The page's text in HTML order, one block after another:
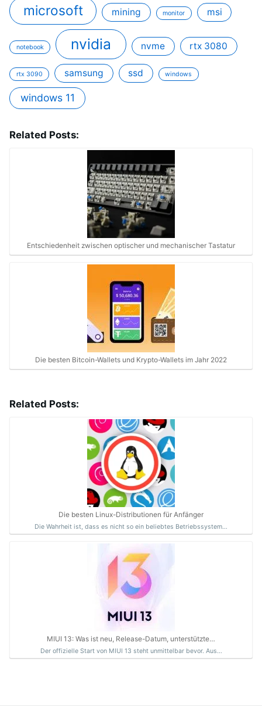
microsoft mining monitor msi
notebook nvidia nvme rtx 3080
rtx 3090 samsung ssd windows
windows 11
Related Posts:
Entschiedenheit zwischen optischer und mechanischer Tastatur
Die besten Bitcoin-Wallets und Krypto-Wallets im Jahr 2022
Related Posts:
Die besten Linux-Distributionen für Anfänger
Die Wahrheit ist, dass es nicht so ein beliebtes Betriebssystem…
MIUI 13: Was ist neu, Release-Datum, unterstützte…
Der offizielle Start von MIUI 13 steht unmittelbar bevor. Aus…